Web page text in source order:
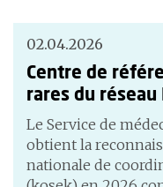
02.04.2026
Centre de
rares du réseau
Le Service de
obtient la
nationale de